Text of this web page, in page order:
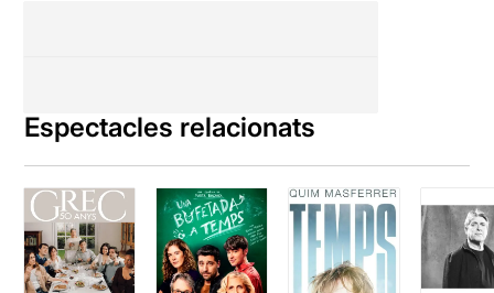
Espectacles relacionats